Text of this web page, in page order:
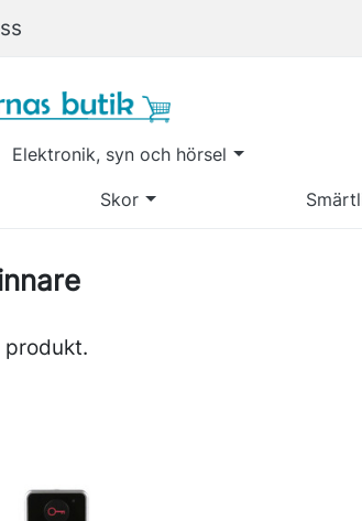
Elektronik, syn och hörsel
Skor
produkt.